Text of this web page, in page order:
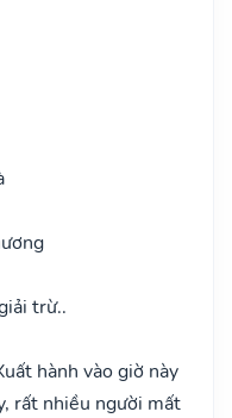
trừ..
hành vào giờ này
rất nhiều người mất